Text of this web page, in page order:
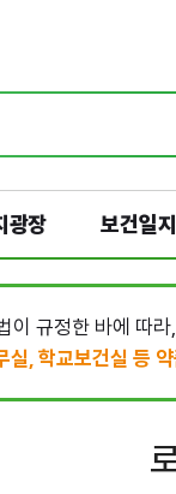
광장 보건일
이 규정한 바에 따라,
실, 학교보건실 등